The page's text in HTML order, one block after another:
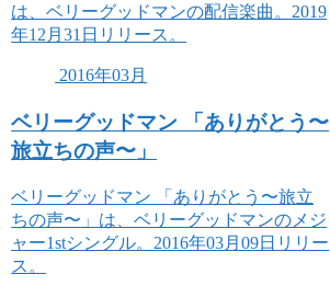
は、ベリーグッドマンの配信楽曲。2019
年12月31日リリース。
2016年03月
ベリーグッドマン 「ありがとう〜
旅立ちの声〜」
ベリーグッドマン 「ありがとう〜旅立
ちの声〜」は、ベリーグッドマンのメジ
ャー1stシングル。2016年03月09日リリー
ス。